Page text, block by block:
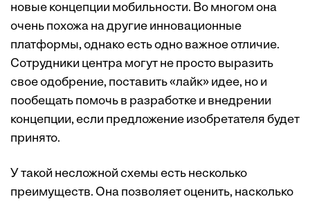
новые концепции мобильности. Во многом она
очень похожа на другие инновационные
платформы, однако есть одно важное отличие.
Сотрудники центра могут не просто выразить
свое одобрение, поставить «лайк» идее, но и
пообещать помочь в разработке и внедрении
концепции, если предложение изобретателя будет
принято.
У такой несложной схемы есть несколько
преимуществ. Она позволяет оценить, насколько